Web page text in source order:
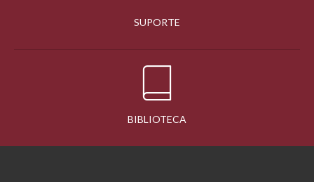
SUPORTE
BIBLIOTECA